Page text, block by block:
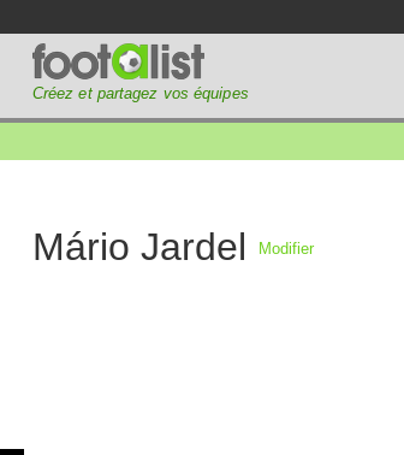
Créez et partagez vos équipes
Mário Jardel Modifier